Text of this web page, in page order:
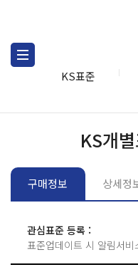
KS표준
KS개
구매정보 상세정
관심표준 등록 :
표준업데이트 시 알림서비